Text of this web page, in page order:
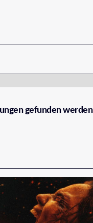
gefunden werden